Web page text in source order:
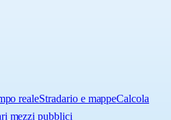
realeStradario e mappeCalcola
mezzi pubblici